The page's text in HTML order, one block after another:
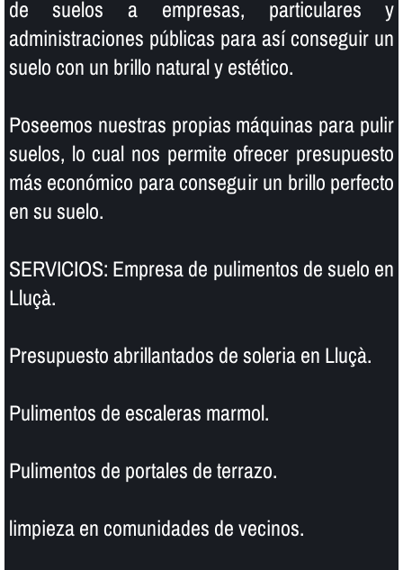
de suelos a empresas, particulares y
administraciones públicas para así­ conseguir un
suelo con un brillo natural y estético.
Poseemos nuestras propias máquinas para pulir
suelos, lo cual nos permite ofrecer presupuesto
más económico para conseguir un brillo perfecto
en su suelo.
SERVICIOS: Empresa de pulimentos de suelo en
Lluçà.
Presupuesto abrillantados de soleria en Lluçà.
Pulimentos de escaleras marmol.
Pulimentos de portales de terrazo.
limpieza en comunidades de vecinos.